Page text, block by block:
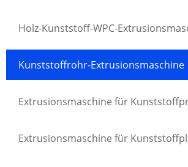
Holz-Kunststoff-WPC-
Kunststoffrohr-Extrusionsmaschine
Extrusionsmaschine für
Extrusionsmaschine für